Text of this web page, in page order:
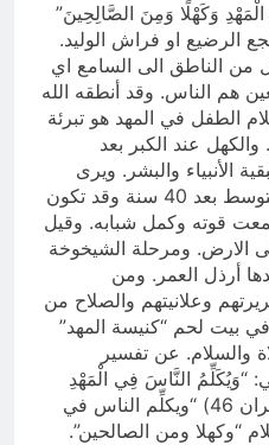
وَكَهْلًا وَمِنَ الصَّالِحِينَ”
هو مضجع الرضيع او فراش الوليد.
من الناطق الى السامع اي
هم الناس. وقد أنطقه الله
الطفل في المهد هو تبرئة
والكهل عند الكبر بعد
الأنبياء والبشر. ويرى
مفسرون أن الكهولة تبدأ بالمتوسط بعد 40 سنة وقد تكون
قوته وكمل شبابه. وقيل
الارض. ومرحلة الشيخوخة
أرذل العمر. ومن
وعلانيتهم والصلاح من
بيت لحم “كنيسة المهد”
والسلام. عن تفسير
“وَيُكَلِّمُ النَّاسَ فِي الْمَهْدِ
وَكَهْلًا وَمِنَ الصَّالِحِينَ” (آل عمران 46) “ويكلِّم الناس في
“وكهلا ومن الصالحين”.